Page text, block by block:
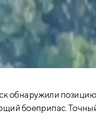
обнаружили
боеприпас.